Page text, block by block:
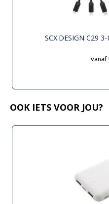
SCX.DESIGN C29
vanaf
OOK IETS VOOR JOU?